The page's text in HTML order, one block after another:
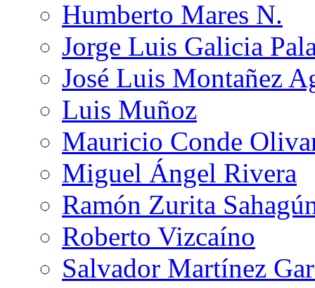
Humberto Mares N.
Jorge Luis Galicia
José Luis Montañez
Luis Muñoz
Mauricio Conde
Miguel Ángel Rivera
Ramón Zurita
Roberto Vizcaíno
Salvador Martínez